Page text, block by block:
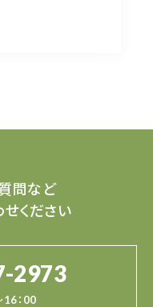
問など
ください
2973
16：00